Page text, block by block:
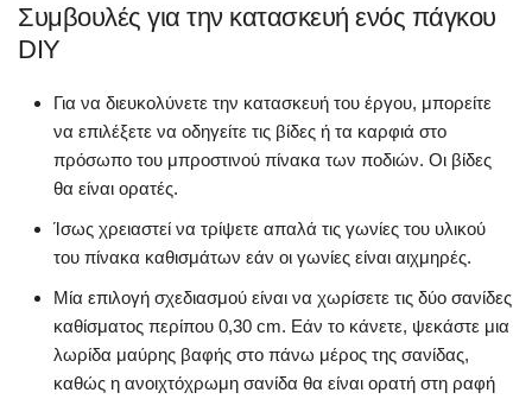
Συμβουλές για την κατασκευή ενός πάγκου
DIY
Για να διευκολύνετε την κατασκευή του έργου, μπορείτε
να επιλέξετε να οδηγείτε τις βίδες ή τα καρφιά στο
πρόσωπο του μπροστινού πίνακα των ποδιών. Οι βίδες
θα είναι ορατές.
Ίσως χρειαστεί να τρίψετε απαλά τις γωνίες του υλικού
του πίνακα καθισμάτων εάν οι γωνίες είναι αιχμηρές.
Μία επιλογή σχεδιασμού είναι να χωρίσετε τις δύο σανίδες
καθίσματος περίπου 0,30 cm. Εάν το κάνετε, ψεκάστε μια
λωρίδα μαύρης βαφής στο πάνω μέρος της σανίδας,
καθώς η ανοιχτόχρωμη σανίδα θα είναι ορατή στη ραφή